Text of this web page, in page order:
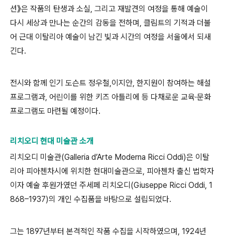
션》은 작품의 탄생과 소실, 그리고 재발견의 여정을 통해 예술이
다시 세상과 만나는 순간의 감동을 전하며, 클림트의 기적과 더불
어 근대 이탈리아 예술이 남긴 빛과 시간의 여정을 서울에서 되새
긴다.
전시와 함께 인기 도슨트 정우철,이지안, 한지원이 참여하는 해설
프로그램과, 어린이를 위한 키즈 아틀리에 등 다채로운 교육·문화
프로그램도 마련될 예정이다.
리치오디 현대 미술관 소개
리치오디 미술관(Galleria d’Arte Moderna Ricci Oddi)은 이탈
리아 피아첸차시에 위치한 현대미술관으로, 피아첸차 출신 법학자
이자 예술 후원가였던 주세페 리치오디 (Giuseppe Ricci Oddi, 1
868–1937)의 개인 수집품을 바탕으로 설립되었다.
그는 1897년부터 본격적인 작품 수집을 시작하였으며, 1924년